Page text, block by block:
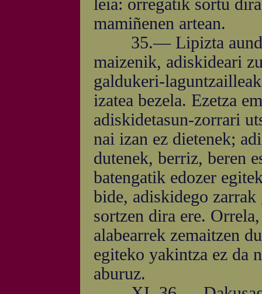
leia: orregatik sortu
mamiñenen artean.
35.— Lipizta
maizenik, adiskideari
galdukeri-
izatea bezela. Ezetza
adiskidetasun-zorrari
nai izan ez dietenek;
dutenek, berriz, beren
batengatik edozer
bide, adiskidego
sortzen dira ere.
alabearrek zemaitzen
egiteko yakintza ez da
aburuz.